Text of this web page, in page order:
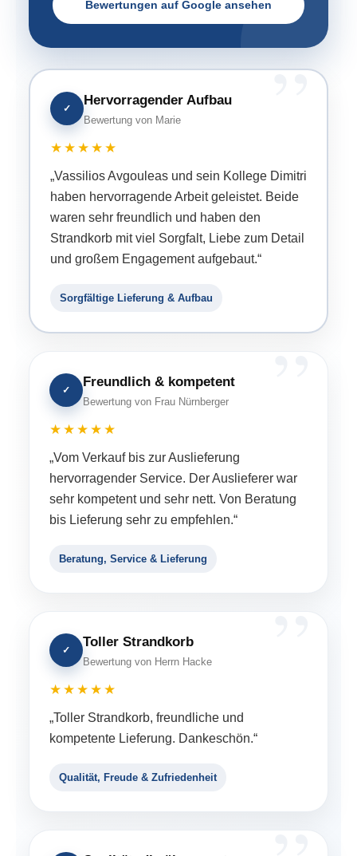
Bewertungen auf Google ansehen
✓
Hervorragender Aufbau
Bewertung von Marie
★★★★★
„Vassilios Avgouleas und sein Kollege Dimitri
haben hervorragende Arbeit geleistet. Beide
waren sehr freundlich und haben den
Strandkorb mit viel Sorgfalt, Liebe zum Detail
und großem Engagement aufgebaut.“
Sorgfältige Lieferung & Aufbau
✓
Freundlich & kompetent
Bewertung von Frau Nürnberger
★★★★★
„Vom Verkauf bis zur Auslieferung
hervorragender Service. Der Auslieferer war
sehr kompetent und sehr nett. Von Beratung
bis Lieferung sehr zu empfehlen.“
Beratung, Service & Lieferung
✓
Toller Strandkorb
Bewertung von Herrn Hacke
★★★★★
„Toller Strandkorb, freundliche und
kompetente Lieferung. Dankeschön.“
Qualität, Freude & Zufriedenheit